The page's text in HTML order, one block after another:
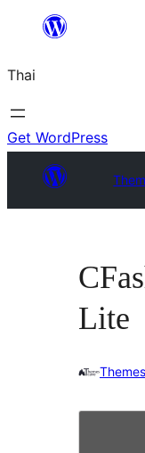
ยัง
เนื้อหา
Thai
Get WordPress
Lite